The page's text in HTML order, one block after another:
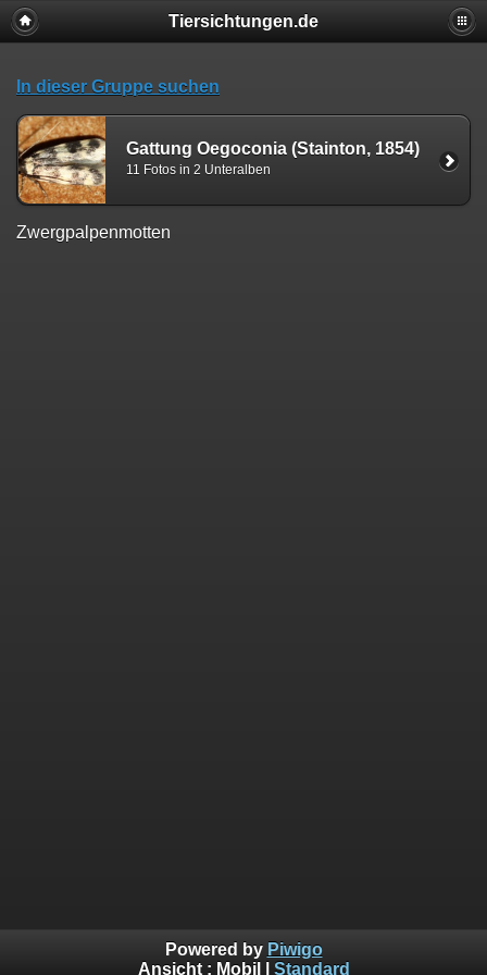
Tiersichtungen.de
In dieser Gruppe suchen
Gattung Oegoconia (Stainton, 1854)
11 Fotos in 2 Unteralben
Zwergpalpenmotten
Powered by Piwigo
Ansicht : Mobil Standard